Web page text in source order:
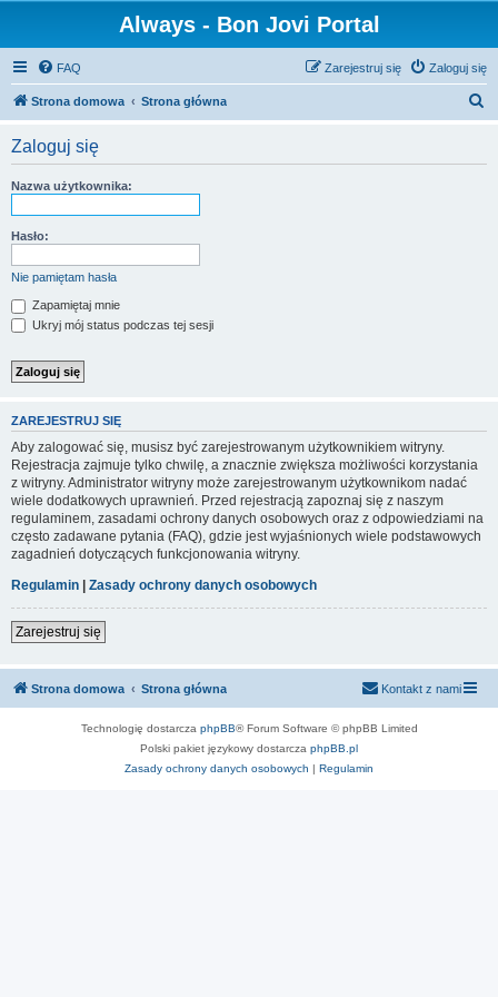
Always - Bon Jovi Portal
FAQ Zaloguj się
Zarejestruj się
Strona domowa Strona główna
Zaloguj się
Nazwa użytkownika:
Hasło:
Nie pamiętam hasła
Zapamiętaj mnie
Ukryj mój status podczas tej sesji
ZAREJESTRUJ SIĘ
Aby zalogować się, musisz być zarejestrowanym użytkownikiem witryny.
Rejestracja zajmuje tylko chwilę, a znacznie zwiększa możliwości korzystania
z witryny. Administrator witryny może zarejestrowanym użytkownikom nadać
wiele dodatkowych uprawnień. Przed rejestracją zapoznaj się z naszym
regulaminem, zasadami ochrony danych osobowych oraz z odpowiedziami na
często zadawane pytania (FAQ), gdzie jest wyjaśnionych wiele podstawowych
zagadnień dotyczących funkcjonowania witryny.
Regulamin | Zasady ochrony danych osobowych
Zarejestruj się
Strona domowa Strona główna Kontakt z nami
Technologię dostarcza phpBB® Forum Software © phpBB Limited
Polski pakiet językowy dostarcza phpBB.pl
Zasady ochrony danych osobowych | Regulamin